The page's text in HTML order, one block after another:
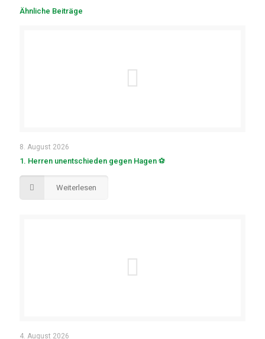
Ähnliche Beiträge
8. August 2026
1. Herren unentschieden gegen Hagen ⚽
Weiterlesen
4. August 2026